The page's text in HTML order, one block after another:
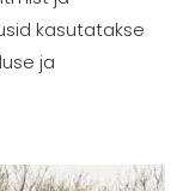
kasutatakse
ja